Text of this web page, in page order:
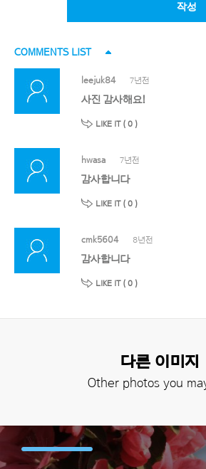
작성
COMMENTS LIST
leejuk84 7년전
사진 감사해요!
LIKE IT ( 0 )
hwasa 7년전
감사합니다
LIKE IT ( 0 )
cmk5604 8년전
감사합니다
LIKE IT ( 0 )
다른 이미지
Other photos you